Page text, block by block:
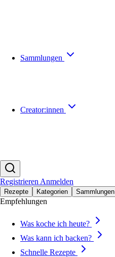
Sammlungen
Creator:innen
Registrieren Anmelden
Rezepte Kategorien Sammlungen
Empfehlungen
Was koche ich heute?
Was kann ich backen?
Schnelle Rezepte